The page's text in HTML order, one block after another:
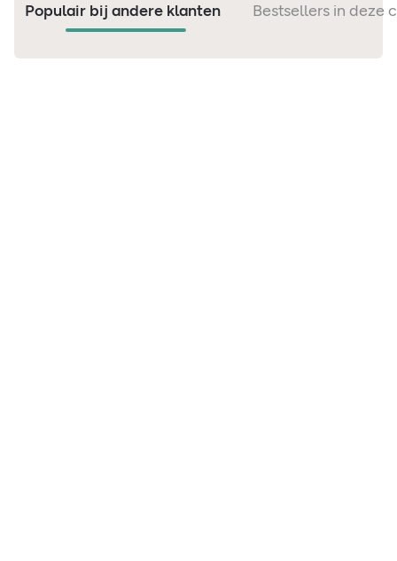
Populair bij andere klanten Bestsellers in deze